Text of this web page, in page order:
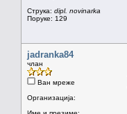
Струка: dipl. novinarka
Поруке: 129
jadranka84
члан
Ван мреже
Организација: